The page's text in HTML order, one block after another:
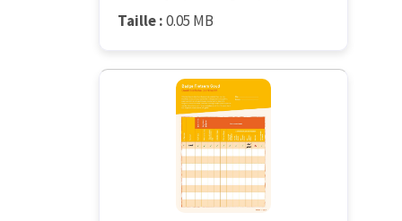
Taille :0.05 MB